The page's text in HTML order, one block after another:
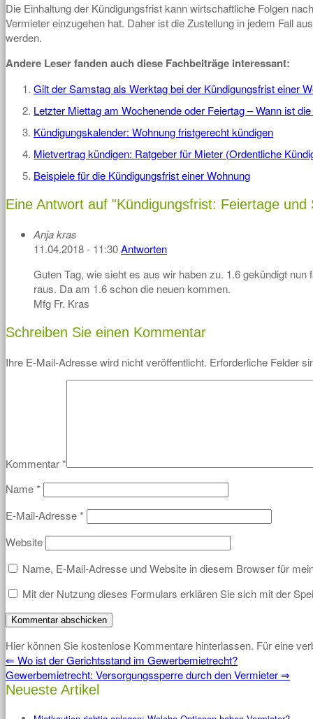
Die Einhaltung der Kündigungsfrist kann wirtschaftliche Folgen
Vermieter einzugehen hat. Daher ist die Zustellung in jedem Fall
werden.
Andere Leser fanden auch diese Fachbeiträge interessant:
Gilt der Samstag als Werktag bei der Kündigungsfrist einer
Letzter Miettag am Wochenende oder Feiertag – Wann ist
Kündigungskalender: Wohnung fristgerecht kündigen
Mietvertrag kündigen: Ratgeber für Mieter (Ordentliche
Beispiele für die Kündigungsfrist einer Wohnung
Eine Antwort auf "Kündigungsfrist: Feiertage und
Anja kras
11.04.2018 - 11:30Antworten
Guten Tag, wie sieht es aus wir haben zu. 1.6 gekündigt
raus. Da am 1.6 schon die neuen kommen.
Mfg Fr. Kras
Schreiben Sie einen Kommentar
Ihre E-Mail-Adresse wird nicht veröffentlicht. Erforderliche Felder
Kommentar*
Name*
E-Mail-Adresse*
Website
Name, E-Mail-Adresse und Website in diesem Browser für
Mit der Nutzung dieses Formulars erklären Sie sich mit der
Hier können Sie kostenlose Kommentare hinterlassen. Für eine
⇐ Wo ist der Gerichtsstand im Gewerbemietrecht?
Gewerbemietrecht: Versorgungssperre durch den Vermieter⇒
Neueste Artikel